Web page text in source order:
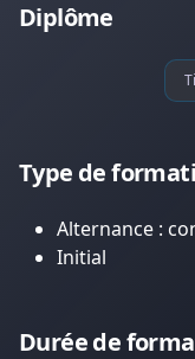
Diplôme
Type de
Alternance :
Initial
Durée de